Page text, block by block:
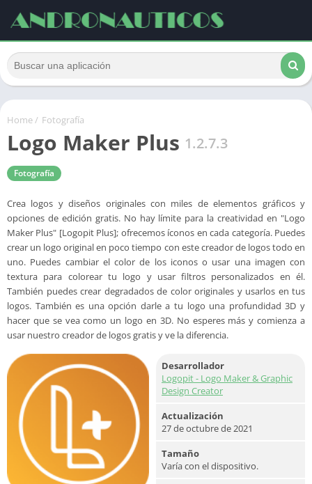
Home/ Fotografía
Logo Maker Plus 1.2.7.3
Fotografía
Crea logos y diseños originales con miles de elementos gráficos y
opciones de edición gratis. No hay límite para la creatividad en "Logo
Maker Plus" [Logopit Plus]; ofrecemos íconos en cada categoría. Puedes
crear un logo original en poco tiempo con este creador de logos todo en
uno. Puedes cambiar el color de los iconos o usar una imagen con
textura para colorear tu logo y usar filtros personalizados en él.
También puedes crear degradados de color originales y usarlos en tus
logos. También es una opción darle a tu logo una profundidad 3D y
hacer que se vea como un logo en 3D. No esperes más y comienza a
usar nuestro creador de logos gratis y ve la diferencia.
Desarrollador
Logopit - Logo Maker & Graphic
Design Creator
Actualización
27 de octubre de 2021
Tamaño
Varía con el dispositivo.